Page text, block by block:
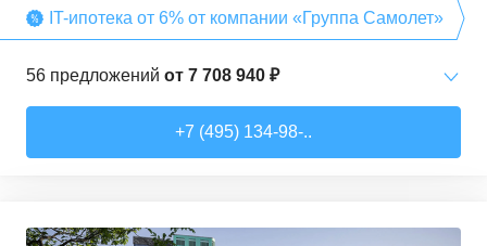
IT-ипотека от 6% от компании «Группа Самолет»
56 предложений от 7 708 940 ₽
34,71–49,54м² 22 предложения
+7 (495) 134-98-..